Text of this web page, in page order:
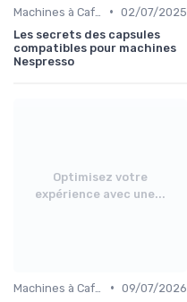
• 02/07/2025
Les secrets des capsules
compatibles pour machines
Nespresso
Optimisez votre
expérience avec une...
• 09/07/2026